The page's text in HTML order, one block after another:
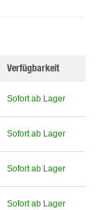
Verfügbarkeit
Sofort ab Lager
Sofort ab Lager
Sofort ab Lager
Sofort ab Lager